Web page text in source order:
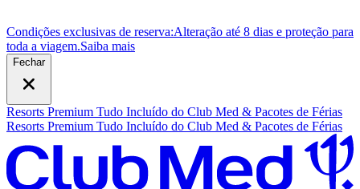
Condições exclusivas de reserva:Alteração até 8 dias e proteção para
toda a viagem.Saiba mais
Fechar
Resorts Premium Tudo Incluído do Club Med & Pacotes de Férias
Resorts Premium Tudo Incluído do Club Med & Pacotes de Férias